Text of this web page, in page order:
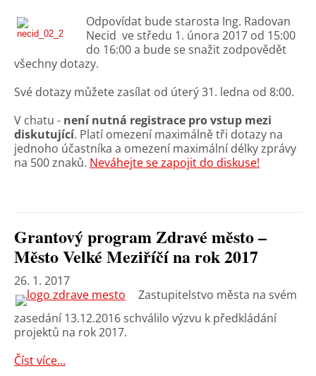
Odpovídat bude starosta Ing. Radovan
Necid ve středu 1. února 2017 od 15:00
do 16:00 a bude se snažit zodpovědět
všechny dotazy.
Své dotazy můžete zasílat od úterý 31. ledna od 8:00.
V chatu - není nutná registrace pro vstup mezi
diskutující. Platí omezení maximálně tři dotazy na
jednoho účastníka a omezení maximální délky zprávy
na 500 znaků. Neváhejte se zapojit do diskuse!
Grantový program Zdravé město –
Město Velké Meziříčí na rok 2017
26. 1. 2017
Zastupitelstvo města na svém
zasedání 13.12.2016 schválilo výzvu k předkládání
projektů na rok 2017.
Číst více...